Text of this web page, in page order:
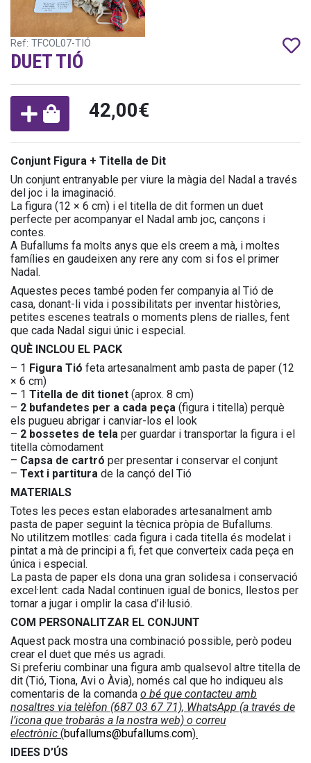
Ref: TFCOL07-TIÓ
DUET TIÓ
42,00€
Conjunt Figura + Titella de Dit
Un conjunt entranyable per viure la màgia del Nadal a través
del joc i la imaginació.
La figura (12 × 6 cm) i el titella de dit formen un duet
perfecte per acompanyar el Nadal amb joc, cançons i
contes.
A Bufallums fa molts anys que els creem a mà, i moltes
famílies en gaudeixen any rere any com si fos el primer
Nadal.
Aquestes peces també poden fer companyia al Tió de
casa, donant-li vida i possibilitats per inventar històries,
petites escenes teatrals o moments plens de rialles, fent
que cada Nadal sigui únic i especial.
QUÈ INCLOU EL PACK
– 1 Figura Tió feta artesanalment amb pasta de paper (12
× 6 cm)
– 1 Titella de dit tionet (aprox. 8 cm)
– 2 bufandetes per a cada peça (figura i titella) perquè
els pugueu abrigar i canviar-los el look
– 2 bossetes de tela per guardar i transportar la figura i el
titella còmodament
– Capsa de cartró per presentar i conservar el conjunt
– Text i partitura de la cançó del Tió
MATERIALS
Totes les peces estan elaborades artesanalment amb
pasta de paper seguint la tècnica pròpia de Bufallums.
No utilitzem motlles: cada figura i cada titella és modelat i
pintat a mà de principi a fi, fet que converteix cada peça en
única i especial.
La pasta de paper els dona una gran solidesa i conservació
excel·lent: cada Nadal continuen igual de bonics, llestos per
tornar a jugar i omplir la casa d’il·lusió.
COM PERSONALITZAR EL CONJUNT
Aquest pack mostra una combinació possible, però podeu
crear el duet que més us agradi.
Si preferiu combinar una figura amb qualsevol altre titella de
dit (Tió, Tiona, Avi o Àvia), només cal que ho indiqueu als
comentaris de la comanda o bé que contacteu amb
nosaltres via telèfon (687 03 67 71), WhatsApp (a través de
l’icona que trobaràs a la nostra web) o correu
electrònic (bufallums@bufallums.com).
IDEES D’ÚS